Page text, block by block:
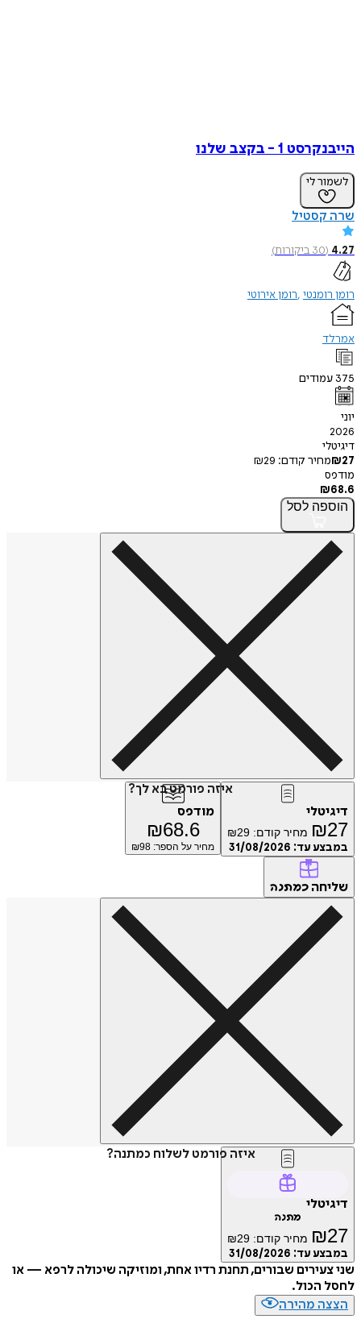
1 - בקצב שלנו
לי
30ביקורות)
רומן אירוטי
קודם:
₪29
לסל
איזה פורמט בא לך?
₪ מחיר קודם: ₪29
עד:31/08/2026
מודפס
₪68.6
מחיר על הספר: ₪98
כמתנה
איזה פורמט לשלוח כמתנה?
₪ מחיר קודם: ₪29
עד:31/08/2026
שבורים, תחנת רדיו אחת, ומוזיקה שיכולה לרפא — או
הכול.
מהירה